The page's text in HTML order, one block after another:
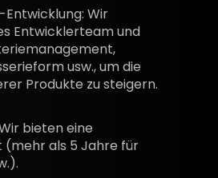
Wir
Entwicklerteam und
usw., um die
Produkte zu steigern.
bieten eine
als 5 Jahre für